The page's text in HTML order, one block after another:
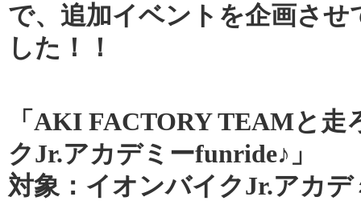
で、追加イベントを企画さ
した！！
「AKI FACTORY TEAMと
クJr.アカデミーfunride♪」
対象：イオンバイクJr.アカ